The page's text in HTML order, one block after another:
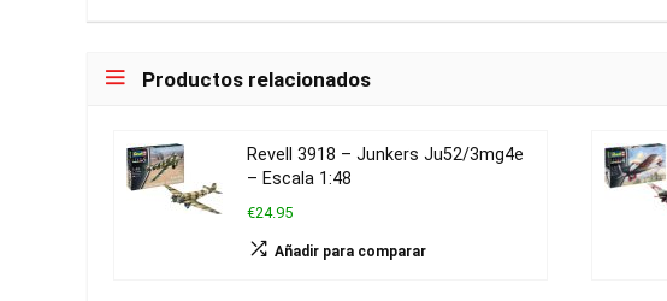
Productos relacionados
Revell 3918 – Junkers Ju52/3mg4e
– Escala 1:48
€24.95
Añadir para comparar